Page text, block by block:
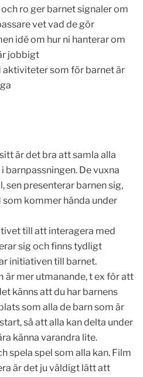
ro ger barnet signaler om
vet vad de gör
idé om hur ni hanterar om
jobbigt
aktiviteter som för barnet är
är det bra att samla alla
barnpassningen. De vuxna
sen presenterar barnen sig,
kommer hända under
till att interagera med
sig och finns tydligt
initiativen till barnet.
är mer utmanande, t ex för att
känns att du har barnens
som alla de barn som är
så att alla kan delta under
känna varandra lite.
spela spel som alla kan. Film
är det ju väldigt lätt att